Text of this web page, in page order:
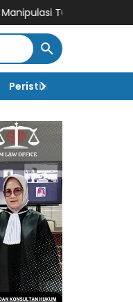
Tunjangan DPRD
Peristiwa